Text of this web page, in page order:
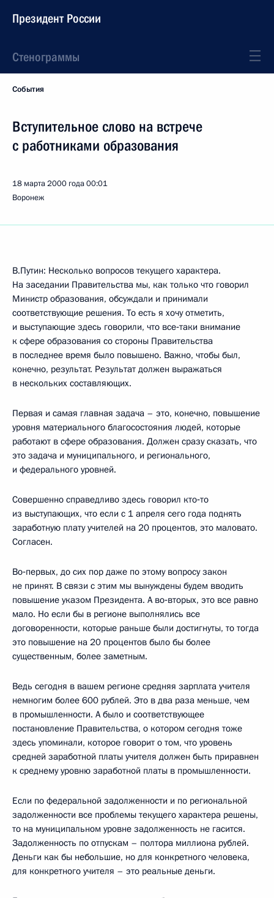
Президент России
Стенограммы
События
Вступительное слово на встрече
с работниками образования
18 марта 2000 года00:01
Воронеж
В.Путин: Несколько вопросов текущего характера.
На заседании Правительства мы, как только что говорил
Министр образования, обсуждали и принимали
соответствующие решения. То есть я хочу отметить,
и выступающие здесь говорили, что все‑таки внимание
к сфере образования со стороны Правительства
в последнее время было повышено. Важно, чтобы был,
конечно, результат. Результат должен выражаться
в нескольких составляющих.
Первая и самая главная задача – это, конечно, повышение
уровня материального благосостояния людей, которые
работают в сфере образования. Должен сразу сказать, что
это задача и муниципального, и регионального,
и федерального уровней.
Совершенно справедливо здесь говорил кто‑то
из выступающих, что если с 1 апреля сего года поднять
заработную плату учителей на 20 процентов, это маловато.
Согласен.
Во‑первых, до сих пор даже по этому вопросу закон
не принят. В связи с этим мы вынуждены будем вводить
повышение указом Президента. А во‑вторых, это все равно
мало. Но если бы в регионе выполнялись все
договоренности, которые раньше были достигнуты, то тогда
это повышение на 20 процентов было бы более
существенным, более заметным.
Ведь сегодня в вашем регионе средняя зарплата учителя
немногим более 600 рублей. Это в два раза меньше, чем
в промышленности. А было и соответствующее
постановление Правительства, о котором сегодня тоже
здесь упоминали, которое говорит о том, что уровень
средней заработной платы учителя должен быть приравнен
к среднему уровню заработной платы в промышленности.
Если по федеральной задолженности и по региональной
задолженности все проблемы текущего характера решены,
то на муниципальном уровне задолженность не гасится.
Задолженность по отпускам – полтора миллиона рублей.
Деньги как бы небольшие, но для конкретного человека,
для конкретного учителя – это реальные деньги.